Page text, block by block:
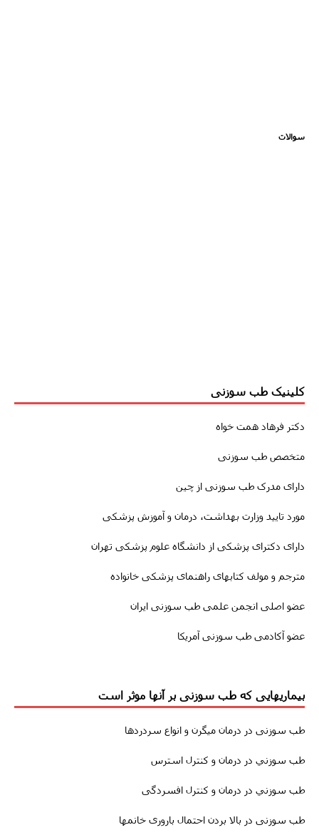
سوالات
کلینیک طب سوزنی
دکتر فرهاد همت خواه
متخصص طب سوزنی
دارای مدرک طب سوزنی از چین
مورد تایید وزارت بهداشت، درمان و آموزش پزشکی
دارای دکترای پزشکی از دانشگاه علوم پزشکی تهران
مترجم و مولف کتابهای راهنمای پزشکی خانواده
عضو اصلی انجمن علمی طب سوزنی ایران
عضو آکادمی طب سوزنی آمریکا
بیماریهایی که طب سوزنی بر آنها موثر است
طب سوزنى در درمان میگرن و انواع سردردها
طب سوزني در درمان و کنترل استرس
طب سوزني در درمان و کنترل افسردگی
طب سوزنى در بالا بردن احتمال باروری خانمها